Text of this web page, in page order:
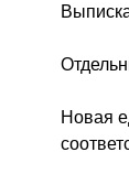
Новая